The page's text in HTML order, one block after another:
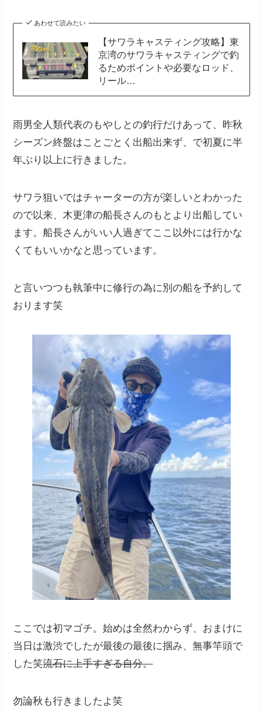
あわせて読みたい
【サワラキャスティング攻略】東
京湾のサワラキャスティングで釣
るためポイントや必要なロッド、
リール…
雨男全人類代表のもやしとの釣行だけあって、昨秋
シーズン終盤はことごとく出船出来ず、で初夏に半
年ぶり以上に行きました。
サワラ狙いではチャーターの方が楽しいとわかった
ので以来、木更津の船長さんのもとより出船してい
ます。船長さんがいい人過ぎてここ以外には行かな
くてもいいかなと思っています。
と言いつつも執筆中に修行の為に別の船を予約して
おります笑
ここでは初マゴチ。始めは全然わからず、おまけに
当日は激渋でしたが最後の最後に掴み、無事竿頭で
した笑流石に上手すぎる自分。
勿論秋も行きましたよ笑